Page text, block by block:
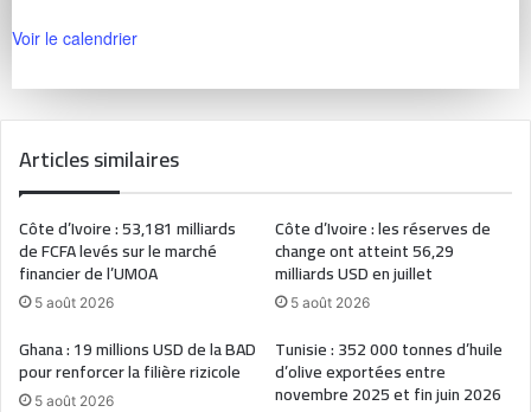
Voir le calendrier
Articles similaires
Côte d’Ivoire : 53,181 milliards
de FCFA levés sur le marché
financier de l’UMOA
5 août 2026
Côte d’Ivoire : les réserves de
change ont atteint 56,29
milliards USD en juillet
5 août 2026
Ghana : 19 millions USD de la BAD
pour renforcer la filière rizicole
5 août 2026
Tunisie : 352 000 tonnes d’huile
d’olive exportées entre
novembre 2025 et fin juin 2026